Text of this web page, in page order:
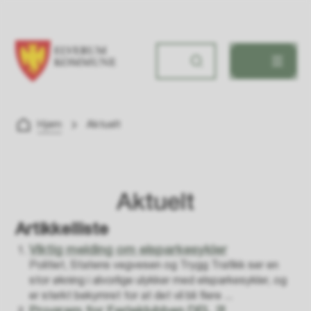
Du er her:
Aktuelt
Artikkelliste
Viktig melding om elsparkesykler
Politiet, Statens vegvesen og Trygg Trafikk ser en
stor økning i alvorlige ulykker med elsparkesykler, og
er sterkt bekymret for at det vil bli flere ...